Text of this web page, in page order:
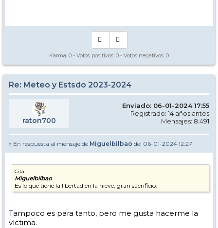
Karma: 0 - Votos positivos: 0 - Votos negativos: 0
Re: Meteo y Estsdo 2023-2024
raton700
Enviado: 06-01-2024 17:55
Registrado: 14 años antes
Mensajes: 8.491
» En respuesta al mensaje de Miguelbilbao del 06-01-2024 12:27
Cita
Miguelbilbao
Es lo que tiene la libertad en la nieve, gran sacrificio.
Tampoco es para tanto, pero me gusta hacerme la
víctima.